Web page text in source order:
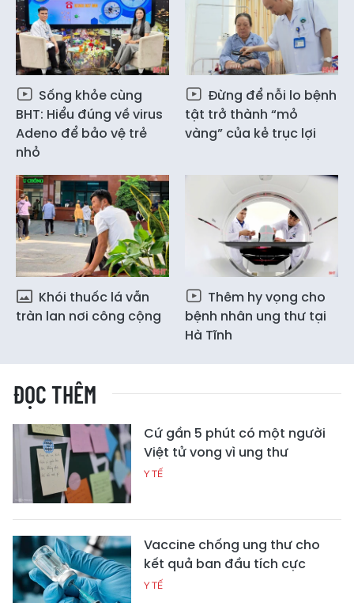
Sống khỏe cùng
BHT: Hiểu đúng về virus
Adeno để bảo vệ trẻ
nhỏ
Đừng để nỗi lo bệnh
tật trở thành “mỏ
vàng” của kẻ trục lợi
Khói thuốc lá vẫn
tràn lan nơi công cộng
Thêm hy vọng cho
bệnh nhân ung thư tại
Hà Tĩnh
ĐỌC THÊM
Cứ gần 5 phút có một người
Việt tử vong vì ung thư
Y TẾ
Vaccine chống ung thư cho
kết quả ban đầu tích cực
Y TẾ